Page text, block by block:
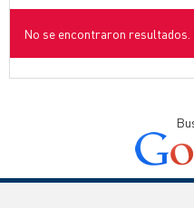
No se encontraron resultados.